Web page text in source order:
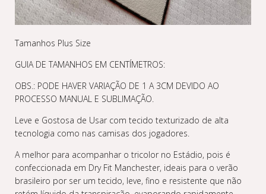
Tamanhos Plus Size
GUIA DE TAMANHOS EM CENTÍMETROS:
OBS.: PODE HAVER VARIAÇÃO DE 1 A 3CM DEVIDO AO
PROCESSO MANUAL E SUBLIMAÇÃO.
Leve e Gostosa de Usar com tecido texturizado de alta
tecnologia como nas camisas dos jogadores.
A melhor para acompanhar o tricolor no Estádio, pois é
confeccionada em Dry Fit Manchester, ideais para o verão
brasileiro por ser um tecido, leve, fino e resistente que não